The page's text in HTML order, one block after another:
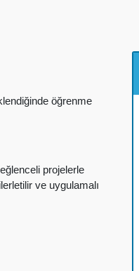
öğrenme
projelerle
ve uygulamalı